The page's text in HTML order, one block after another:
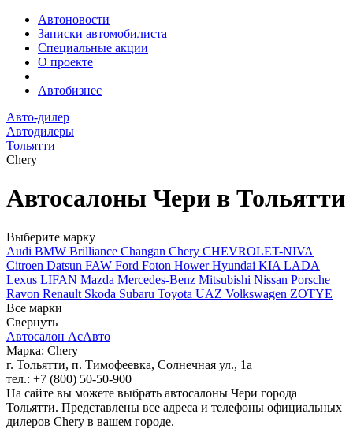
Автоновости
Записки автомобилиста
Специальные акции
О проекте
Автобизнес
Авто-дилер
Автодилеры
Тольятти
Chery
Автосалоны Чери в Тольятти
Выберите марку
Audi BMW Brilliance Changan Chery CHEVROLET-NIVA
Citroen Datsun FAW Ford Foton HowerHyundai KIA LADA
Lexus LIFAN Mazda Mercedes-Benz Mitsubishi Nissan Porsche
Ravon Renault Skoda Subaru Toyota UAZ Volkswagen ZOTYE
Все марки
Свернуть
Автосалон АсАвто
Марка: Chery
г. Тольятти, п. Тимофеевка, Солнечная ул., 1а
тел.: +7 (800) 50-50-900
На сайте вы можете выбрать автосалоны Чери города
Тольятти. Представлены все адреса и телефоны официальных
дилеров Chery в вашем городе.